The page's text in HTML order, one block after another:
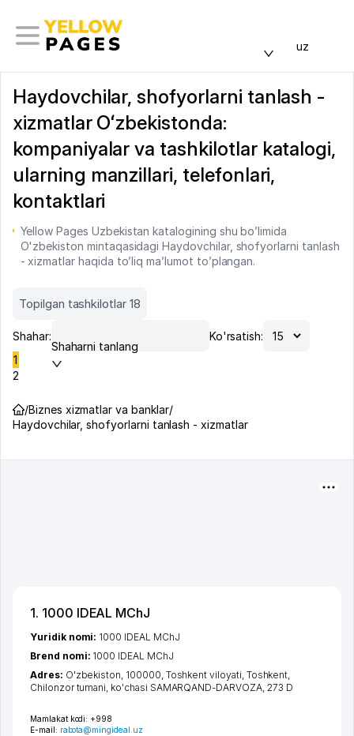
uz
Haydovchilar, shofyorlarni tanlash -
xizmatlar Oʻzbekistonda:
kompaniyalar va tashkilotlar katalogi,
ularning manzillari, telefonlari,
kontaktlari
Yellow Pages Uzbekistan katalogining shu bo’limida
O'zbekiston mintaqasidagi Haydovchilar, shofyorlarni tanlash
- xizmatlar haqida to’liq ma’lumot to’plangan.
Topilgan tashkilotlar 18
Shahar:
Shaharni tanlang
Ko'rsatish:
1
2
/Biznes xizmatlar va banklar/
Haydovchilar, shofyorlarni tanlash - xizmatlar
1. 1000 IDEAL MChJ
Mamlakat kodi: +998
E-mail: rabota@mingideal.uz
Yuridik nomi: 1000 IDEAL MChJ
Brend nomi: 1000 IDEAL MChJ
Adres: O'zbekiston, 100000, Toshkent viloyati, Toshkent,
Chilonzor tumani, ko'chasi SAMARQAND-DARVOZA, 273 D